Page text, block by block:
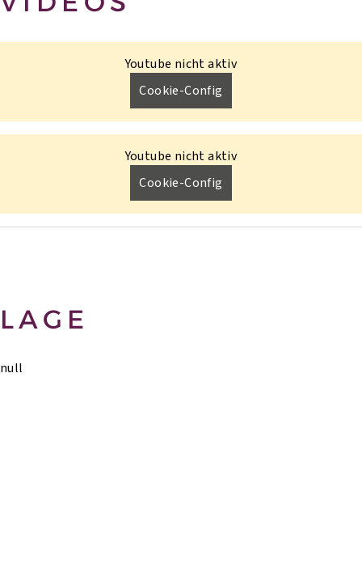
Youtube nicht aktiv
Cookie-Config
Youtube nicht aktiv
Cookie-Config
LAGE
null